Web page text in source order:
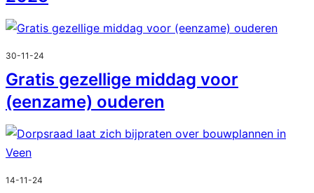
30-11-24
Gratis gezellige middag voor
(eenzame) ouderen
14-11-24